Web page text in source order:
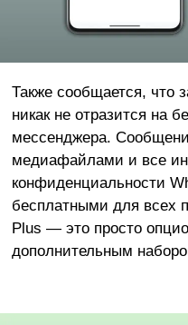
Также сообщается, что
никак не отразится на
мессенджера.
медиафайлами и все
конфиденциальности
бесплатными для всех
Plus — это просто
дополнительным